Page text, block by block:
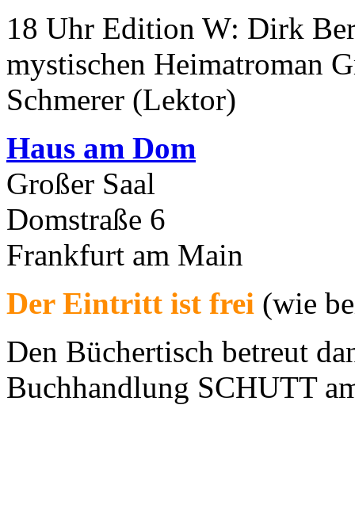
18 Uhr Edition W: Dirk
mystischen Heimatroman
Schmerer (Lektor)
Haus am Dom
Großer Saal
Domstraße 6
Frankfurt am Main
Der Eintritt ist frei (wie
Den Büchertisch betreut
Buchhandlung SCHUTT